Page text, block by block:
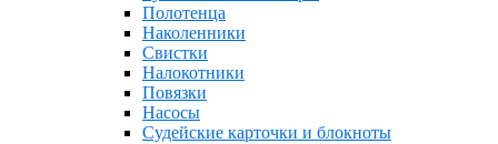
Полотенца
Наколенники
Свистки
Налокотники
Повязки
Насосы
Судейские карточки и блокноты